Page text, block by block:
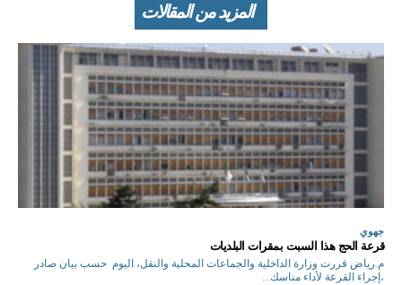
المزيد من المقالات
جهوي
قرعة الحج هذا السبت بمقرات البلديات
م.رياض قررت وزارة الداخلية والجماعات المحلية والنقل، اليوم حسب بيان صادر
،إجراء القرعة لأداء مناسك...